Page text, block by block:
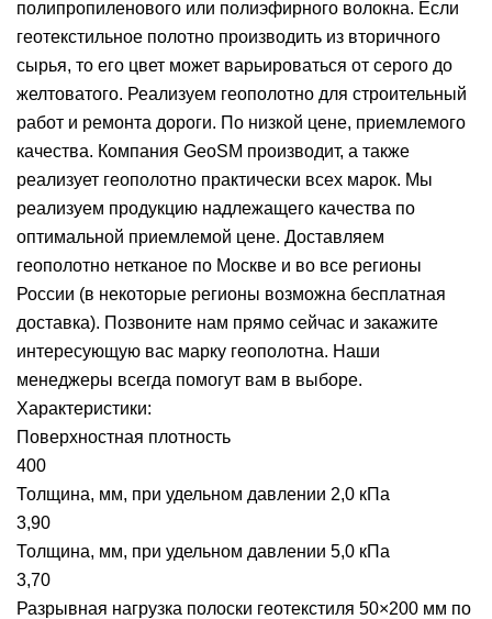
полипропиленового или полиэфирного волокна. Если
геотекстильное полотно производить из вторичного
сырья, то его цвет может варьироваться от серого до
желтоватого. Реализуем геополотно для строительный
работ и ремонта дороги. По низкой цене, приемлемого
качества. Компания GeoSM производит, а также
реализует геополотно практически всех марок. Мы
реализуем продукцию надлежащего качества по
оптимальной приемлемой цене. Доставляем
геополотно нетканое по Москве и во все регионы
России (в некоторые регионы возможна бесплатная
доставка). Позвоните нам прямо сейчас и закажите
интересующую вас марку геополотна. Наши
менеджеры всегда помогут вам в выборе.
Характеристики:
Поверхностная плотность
400
Толщина, мм, при удельном давлении 2,0 кПа
3,90
Толщина, мм, при удельном давлении 5,0 кПа
3,70
Разрывная нагрузка полоски геотекстиля 50×200 мм по